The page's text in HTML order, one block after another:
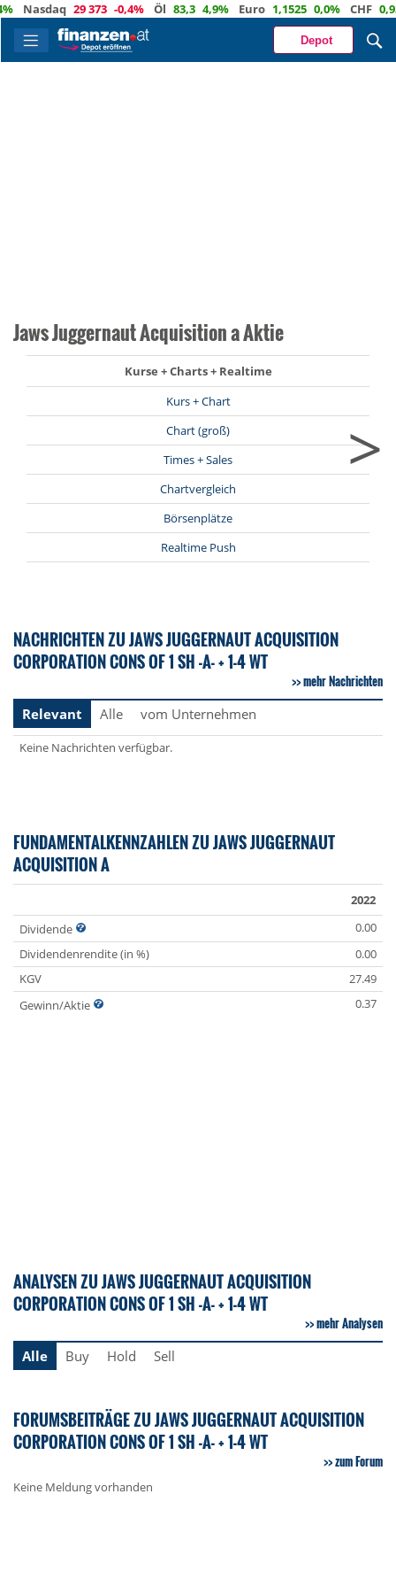
Nasdaq 29 373 -0,4% Öl 83,3 4,9% Euro 1,1525 0,0% CHF 0,9364
Depot
Jaws Juggernaut Acquisition a Aktie
Kurse + Charts + Realtime
Kurs + Chart
Chart (groß)
Times + Sales
Chartvergleich
Börsenplätze
Realtime Push
>
NACHRICHTEN ZU JAWS JUGGERNAUT ACQUISITION
CORPORATION CONS OF 1 SH -A- + 1-4 WT
mehr Nachrichten
Relevant
Alle vom Unternehmen
Keine Nachrichten verfügbar.
FUNDAMENTALKENNZAHLEN ZU JAWS JUGGERNAUT
ACQUISITION A
2022
Dividende
0.00
Dividendenrendite (in %)
0.00
KGV
27.49
Gewinn/Aktie
0.37
ANALYSEN ZU JAWS JUGGERNAUT ACQUISITION
CORPORATION CONS OF 1 SH -A- + 1-4 WT
mehr Analysen
Alle
Buy Hold Sell
FORUMSBEITRÄGE ZU JAWS JUGGERNAUT ACQUISITION
CORPORATION CONS OF 1 SH -A- + 1-4 WT
zum Forum
Keine Meldung vorhanden